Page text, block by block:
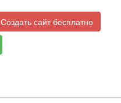
Создать сайт бесплатно